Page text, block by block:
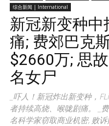
综合新闻 | International
新冠新变种
痛; 费郊巴克
$2660万; 思
名女尸
_吓人！新冠炸出新变种，
者持续高烧、喉咙剧痛。 _
名科学家窃取商业机密, 败